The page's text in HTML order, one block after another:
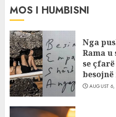
MOS I HUMBISNI
Nga
Rama
se çfarë
AUGUST 6,